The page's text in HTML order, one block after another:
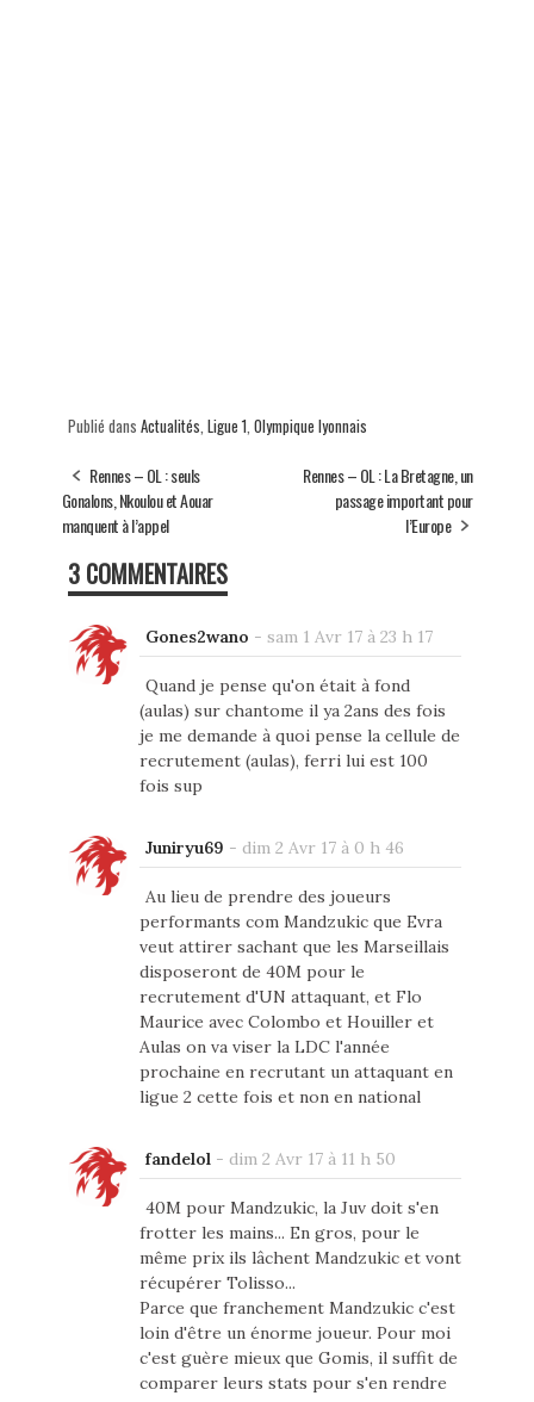
Publié dans Actualités, Ligue 1, Olympique lyonnais
Rennes – OL : seuls
Gonalons, Nkoulou et Aouar
manquent à l’appel
Rennes – OL : La Bretagne, un
passage important pour
l’Europe
3 COMMENTAIRES
Gones2wano - sam 1 Avr 17 à 23 h 17
Quand je pense qu'on était à fond
(aulas) sur chantome il ya 2ans des fois
je me demande à quoi pense la cellule de
recrutement (aulas), ferri lui est 100
fois sup
Juniryu69 - dim 2 Avr 17 à 0 h 46
Au lieu de prendre des joueurs
performants com Mandzukic que Evra
veut attirer sachant que les Marseillais
disposeront de 40M pour le
recrutement d'UN attaquant, et Flo
Maurice avec Colombo et Houiller et
Aulas on va viser la LDC l'année
prochaine en recrutant un attaquant en
ligue 2 cette fois et non en national
fandelol- dim 2 Avr 17 à 11 h 50
40M pour Mandzukic, la Juv doit s'en
frotter les mains... En gros, pour le
même prix ils lâchent Mandzukic et vont
récupérer Tolisso...
Parce que franchement Mandzukic c'est
loin d'être un énorme joueur. Pour moi
c'est guère mieux que Gomis, il suffit de
comparer leurs stats pour s'en rendre